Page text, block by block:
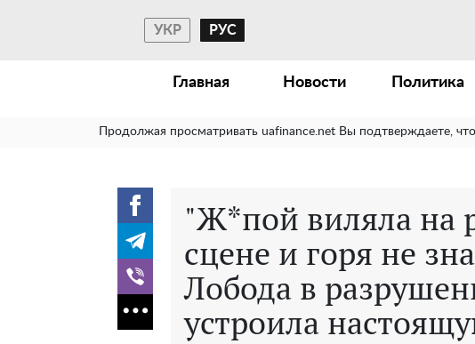
УКР РУС
Главная Новости Политика
Продолжая просматривать uafinance.net Вы подтверждаете,
"Ж*пой виляла на
сцене и горя не
Лобода в
устроила